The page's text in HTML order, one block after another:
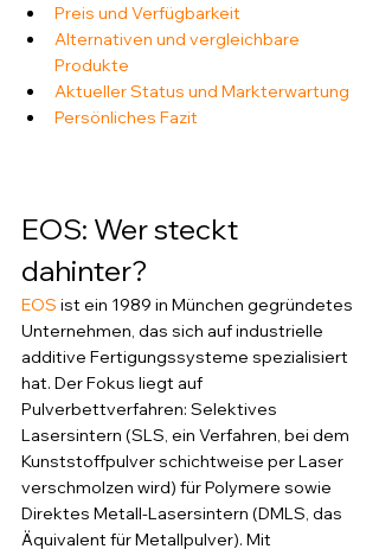
Preis und Verfügbarkeit
Alternativen und vergleichbare
Produkte
Aktueller Status und Markterwartung
Persönliches Fazit
EOS: Wer steckt
dahinter?
EOS ist ein 1989 in München gegründetes
Unternehmen, das sich auf industrielle
additive Fertigungssysteme spezialisiert
hat. Der Fokus liegt auf
Pulverbettverfahren: Selektives
Lasersintern (SLS, ein Verfahren, bei dem
Kunststoffpulver schichtweise per Laser
verschmolzen wird) für Polymere sowie
Direktes Metall-Lasersintern (DMLS, das
Äquivalent für Metallpulver). Mit